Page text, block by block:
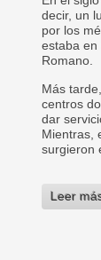
decir, un
por los
estaba en
Romano.
Más
centros
dar
Mientras,
surgieron
Leer